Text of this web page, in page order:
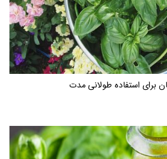
برای استفاده طولانی مدت